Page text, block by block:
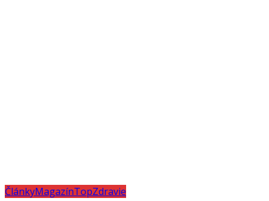
ČlánkyMagazínTopZdravie